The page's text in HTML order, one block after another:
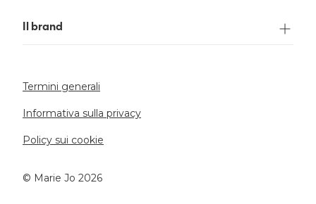
Il brand
Termini generali
Informativa sulla privacy
Policy sui cookie
©️ Marie Jo 2026